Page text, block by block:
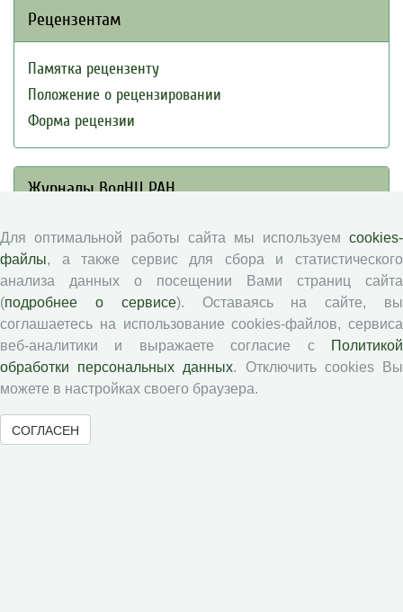
Рецензентам
Памятка рецензенту
Положение о рецензировании
Форма рецензии
Журналы ВолНЦ РАН
Экономические и социальные перемены
Проблемы развития территории
Вопросы территориального развития
Социальное пространство
АгроЗооТехника
Для оптимальной работы сайта мы используем cookies-
файлы, а также сервис для сбора и статистического
анализа данных о посещении Вами страниц сайта
(подробнее о сервисе). Оставаясь на сайте, вы
соглашаетесь на использование cookies-файлов, сервиса
веб-аналитики и выражаете согласие с
Политикой
обработки персональных данных. Отключить cookies Вы
можете в настройках своего браузера.
СОГЛАСЕН